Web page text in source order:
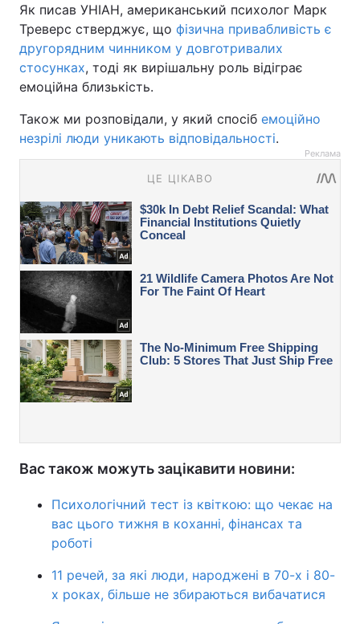
Як писав УНІАН, американський психолог Марк
Треверс стверджує, що фізична привабливість є
другорядним чинником у довготривалих
стосунках, тоді як вирішальну роль відіграє
емоційна близькість.
Також ми розповідали, у який спосіб емоційно
незрілі люди уникають відповідальності.
Реклама
Вас також можуть зацікавити новини:
Психологічний тест із квіткою: що чекає на
вас цього тижня в коханні, фінансах та
роботі
11 речей, за які люди, народжені в 70-х і 80-
х роках, більше не збираються вибачатися